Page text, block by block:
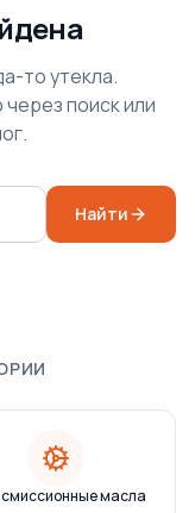
то утекла.
поиск или
Найти
масла